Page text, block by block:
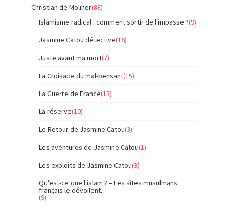
Christian de Moliner(88)
Islamisme radical : comment sortir de l'impasse ?(9)
Jasmine Catou détective(16)
Juste avant ma mort(7)
La Croisade du mal-pensant(15)
La Guerre de France(13)
La réserve(10)
Le Retour de Jasmine Catou(3)
Les aventures de Jasmine Catou(1)
Les exploits de Jasmine Catou(3)
Qu'est-ce que l'islam ? – Les sites musulmans
français le dévoilent.
(9)